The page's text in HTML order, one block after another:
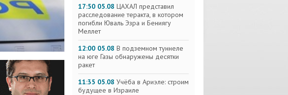
17:50 05.08 ЦАХАЛ представил
расследование теракта, в котором
погибли Юваль Эзра и Бениягу
Меллет
12:00 05.08 В подземном туннеле
на юге Газы обнаружены десятки
ракет
11:35 05.08 Учёба в Ариэле: строим
будущее в Израиле